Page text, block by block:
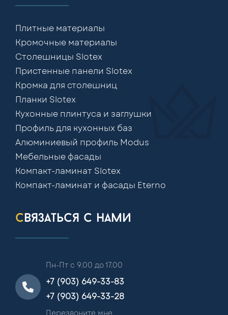
Плитные материалы
Кромочные материалы
Столешницы Slotex
Пристенные панели Slotex
Кромка для столешниц
Планки Slotex
Кухонные плинтуса и заглушки
Профиль для кухонных баз
Алюминиевый профиль Modus
Мебельные фасады
Компакт-ламинат Slotex
Компакт-ламинат и фасады Eterno
связаться с нами
Пн-Пт с 9.00 до 17.00
+7 (903) 649-33-83
+7 (903) 649-33-28
Перезвоните мне